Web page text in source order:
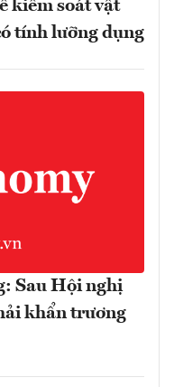
kiểm soát vật
tính lưỡng dụng
Sau Hội nghị
khẩn trương